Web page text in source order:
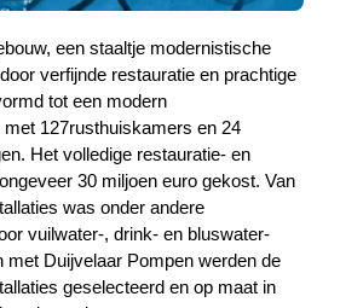
een staaltje modernistische
verfijnde restauratie en prachtige
tot een modern
127rusthuiskamers en 24
Het volledige restauratie- en
30 miljoen euro gekost. Van
was onder andere
vuilwater-, drink- en bluswater-
met Duijvelaar Pompen werden de
geselecteerd en op maat in